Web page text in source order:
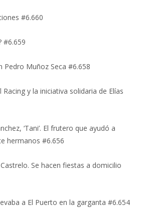
#6.660
#6.659
Pedro Muñoz Seca #6.658
y la iniciativa solidaria de Elías
‘Tani’. El frutero que ayudó a
hermanos #6.656
Se hacen fiestas a domicilio
a El Puerto en la garganta #6.654